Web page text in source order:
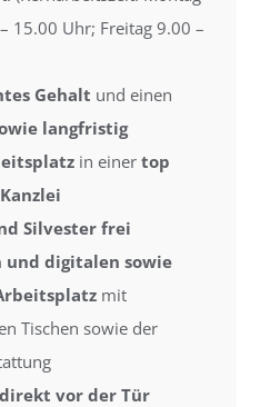
15.00 Uhr; Freitag 9.00 –
Gehalt und einen
langfristig
in einer top
Silvester frei
und digitalen sowie
mit
Tischen sowie der
vor der Tür